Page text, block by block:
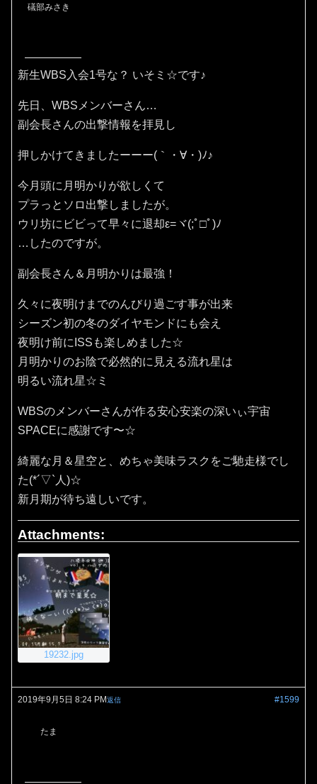
礒部みさき
新生WBS入会1号な？ いそミ☆です♪
先日、WBSメンバーさん…
副会長さんの出撃情報を拝見し
押しかけてきましたーーー(｀・∀・)ﾉ♪
今月頭に月明かりが欲しくて
プラっとソロ出撃しましたが。
ウリ坊にビビって早々に退却ε=ヾ(;ﾟ□ﾟ)ﾉ
…したのですが。
副会長さん＆月明かりは最強！
久々に夜明けまでのんびり過ごす事が出来
シーズン初の冬のダイヤモンドにも会え
夜明け前にISSも楽しめました☆
月明かりのお陰で必然的に見える流れ星は
明るい流れ星☆ミ
WBSのメンバーさんが作る安心安楽の深いぃ宇宙
SPACEに感謝です〜☆
綺麗な月＆星空と、めちゃ美味ラスクをご馳走様でし
た(*´▽`人)☆
新月期が待ち遠しいです。
Attachments:
19232.jpg
2019年9月5日 8:24 PM #1599
返信
たま